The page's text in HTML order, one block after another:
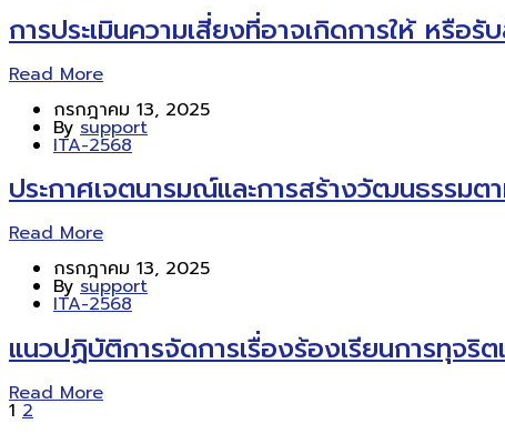
การประเมินความเสี่ยงที่อาจเกิดการให้ หรื
Read More
กรกฎาคม 13, 2025
By support
ITA-2568
ประกาศเจตนารมณ์และการสร้างวัฒนธรรม
Read More
กรกฎาคม 13, 2025
By support
ITA-2568
แนวปฏิบัติการจัดการเรื่องร้องเรียนการทุจริ
Read More
1 2